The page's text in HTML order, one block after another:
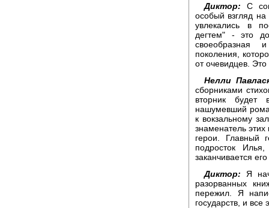
Диктор: С
особый взгляд
увлекались в
дегтем" - это
своеобразная
поколения,
от очевидцев.
Нелли
сборниками
вторник будет
нашумевший
к вокзальному
знаменатель
герои. Главный
подросток
заканчивается
Диктор: Я
разорванных
пережил. Я
государств, и все